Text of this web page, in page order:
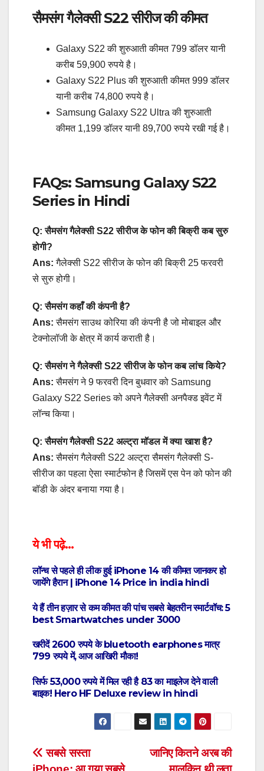
सैमसंग गैलेक्सी S22 सीरीज की कीमत
Galaxy S22 की शुरुआती कीमत 799 डॉलर यानी
करीब 59,900 रुपये है।
Galaxy S22 Plus की शुरुआती कीमत 999 डॉलर
यानी करीब 74,800 रुपये है।
Samsung Galaxy S22 Ultra की शुरुआती
कीमत 1,199 डॉलर यानी 89,700 रुपये रखी गई है।
FAQs: Samsung Galaxy S22
Series in Hindi
Q: सैमसंग गैलेक्सी S22 सीरीज के फोन की बिक्री कब सुरु
होगी?
Ans: गैलेक्सी S22 सीरीज के फोन की बिक्री 25 फरवरी
से सुरु होगी।
Q: सैमसंग कहाँ की कंपनी है?
Ans: सैमसंग साउथ कोरिया की कंपनी है जो मोबाइल और
टेक्नोलॉजी के क्षेत्र में कार्य कराती है।
Q: सैमसंग ने गैलेक्सी S22 सीरीज के फोन कब लांच किये?
Ans: सैमसंग ने 9 फरवरी दिन बुधवार को Samsung
Galaxy S22 Series को अपने गैलेक्सी अनपैक्ड इवेंट में
लॉन्च किया।
Q: सैमसंग गैलेक्सी S22 अल्ट्रा मॉडल में क्या खाश है?
Ans: सैमसंग गैलेक्सी S22 अल्ट्रा सैमसंग गैलेक्सी S-
सीरीज का पहला ऐसा स्मार्टफोन है जिसमें एस पेन को फोन की
बॉडी के अंदर बनाया गया है।
ये भी पढ़े…
लॉन्च से पहले ही लीक हुई iPhone 14 की कीमत जानकर हो
जायेंगे हैरान | iPhone 14 Price in india hindi
ये हैं तीन हज़ार से कम कीमत की पांच सबसे बेहतरीन स्मार्टवॉच: 5
best Smartwatches under 3000
खरीदें 2600 रुपये के bluetooth earphones मात्र
799 रुपये में, आज आखिरी मौका!
सिर्फ 53,000 रुपये में मिल रही है 83 का माइलेज देने वाली
बाइक! Hero HF Deluxe review in hindi
Post
जानिए कितने अरब की
सबसे सस्ता